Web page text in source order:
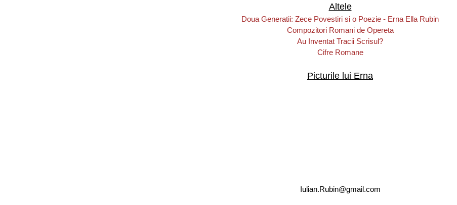
Altele
Doua Generatii: Zece Povestiri si o Poezie - Erna Ella Rubin
Compozitori Romani de Opereta
Au Inventat Tracii Scrisul?
Cifre Romane
Picturile lui Erna
Iulian.Rubin@gmail.com